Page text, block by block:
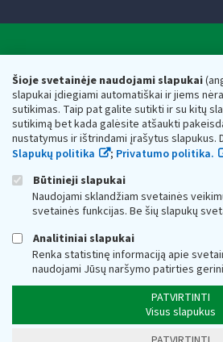
Šioje svetainėje naudojami slapukai
slapukai įdiegiami automatiškai ir jiems
sutikimas. Taip pat galite sutikti ir su kitų
sutikimą bet kada galėsite atšaukti
nustatymus ir ištrindami įrašytus slapukus.
Slapukų politika
; Privatumo politika.
Būtinieji slapukai
Naudojami sklandžiam svetainės
svetainės funkcijas. Be šių slapukų
Analitiniai slapukai
Renka statistinę informaciją apie
naudojami Jūsų naršymo patirties
PATVIRTINTI
Visus slapukus
Respublikos finansų ministerijos
Biudžetinė įstaiga. Juridinio asmens kodas
adresas: Vasario 16-osios g. 14, 01107
vmi@vmi.lt, E. pristatymo dėžutės adresas
Duomenys apie Valstybinę mokesčių
Respublikos finansų ministerijos kaupiami ir